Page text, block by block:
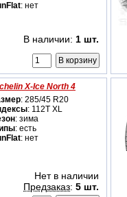
: нет
В наличии: 1 шт.
X-Ice North 4
: 285/45 R20
: 112T XL
: зима
: есть
: нет
Нет в наличии
Предзаказ: 5 шт.